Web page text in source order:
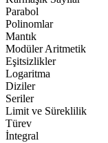
Parabol
Polinomlar
Mantık
Modüler Aritmetik
Eşitsizlikler
Logaritma
Diziler
Seriler
Limit ve Süreklilik
Türev
İntegral